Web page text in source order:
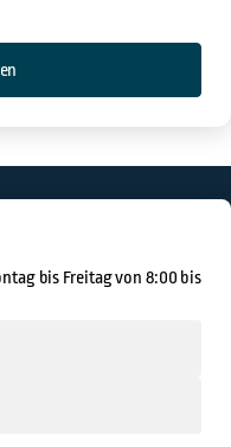
bis Freitag von 8:00 bis